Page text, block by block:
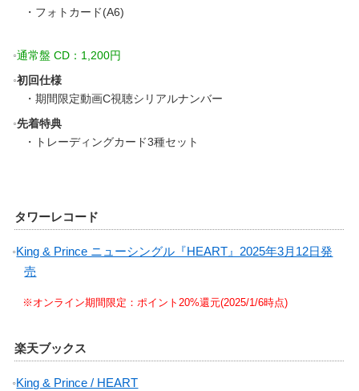
・フォトカード(A6)
通常盤 CD：1,200円
初回仕様
・期間限定動画C視聴シリアルナンバー
先着特典
・トレーディングカード3種セット
タワーレコード
King & Prince ニューシングル『HEART』2025年3月12日発
売
※オンライン期間限定：ポイント20%還元(2025/1/6時点)
楽天ブックス
King & Prince / HEART